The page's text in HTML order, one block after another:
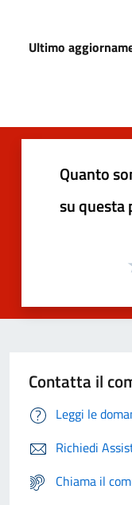
Ultimo
Quanto
su questa
Contatta il
Leggi le
Richiedi
Chiama il